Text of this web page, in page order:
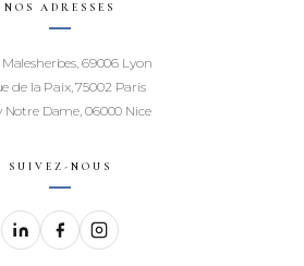
NOS ADRESSES
69006 Lyon
de la Paix, 75002 Paris
Notre Dame, 06000 Nice
SUIVEZ-NOUS